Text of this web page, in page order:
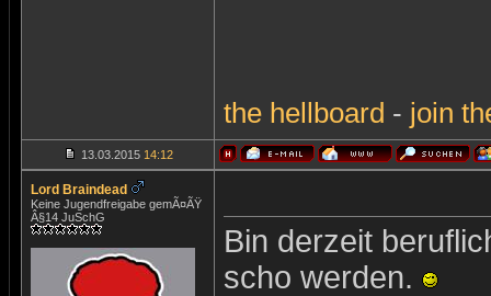
the hellboard - join
13.03.2015 14:12
Lord Braindead
Keine Jugendfreigabe gemÃ¤ÃŸ
Â§14 JuSchG
Bin derzeit
scho werden.